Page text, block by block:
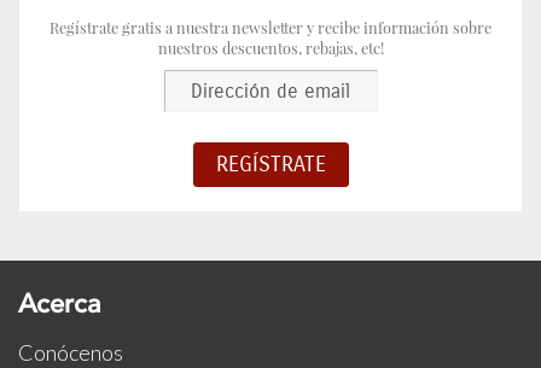
Regístrate gratis a nuestra newsletter y recibe información sobre
nuestros descuentos, rebajas, etc!
Acerca
Conócenos